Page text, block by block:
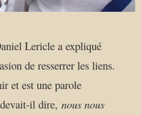
Lericle a expliqué
de resserrer les liens.
et est une parole
devait-il dire, nous nous